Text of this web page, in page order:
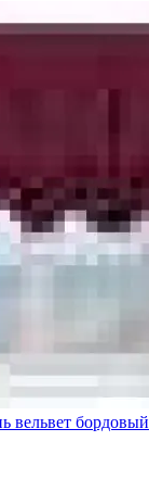
вельвет бордовый